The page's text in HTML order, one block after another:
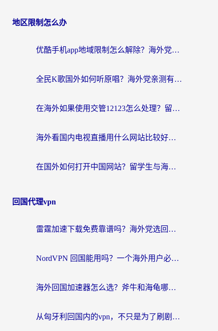
地区限制怎么办
优酷手机app地域限制怎么解除？海外党亲测有效的追剧方案
全民K歌国外如何听原唱？海外党亲测有效的回国加速器选择指南
在海外如果使用交管12123怎么处理？留学生亲测有效的回国加速方案
海外看国内电视直播用什么网站比较好？一篇解决你所有追剧难题的实用指南
在国外如何打开中国网站？留学生与海外华人的无缝访问指南
回国代理vpn
雷霆加速下载免费靠谱吗？海外党选回国加速器的避坑指南（附热门工具对比）
NordVPN 回国能用吗？一个海外用户必须面对的真实困境
海外回国加速器怎么选？斧牛和海龟哪个好？一篇帮你避开坑的实用指南
从匈牙利回国内的vpn，不只是为了刷剧那么简单